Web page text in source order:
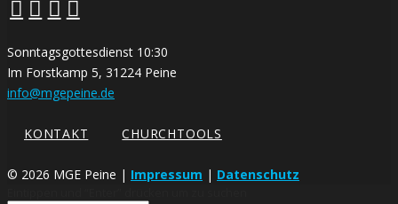
Sonntagsgottesdienst 10:30
Im Forstkamp 5, 31224 Peine
info@mgepeine.de
KONTAKT CHURCHTOOLS
© 2026 MGE Peine | Impressum | Datenschutz